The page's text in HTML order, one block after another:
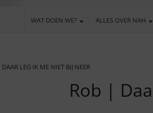
WAT DOEN WE? ALLES OVER NAH
LEG IK ME NIET BIJ NEER
Rob |